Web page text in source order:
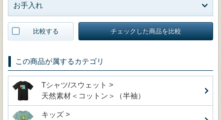
お手入れ
比較する チェックした商品を比較
この商品が属するカテゴリ
Tシャツ/スウェット >
天然素材＜コットン＞（半袖）
キッズ >